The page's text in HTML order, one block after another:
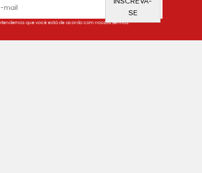
INSCREVA-
SE
que você está de acordo com nossos termos.